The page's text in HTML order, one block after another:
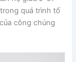
quá trình tố
công chúng